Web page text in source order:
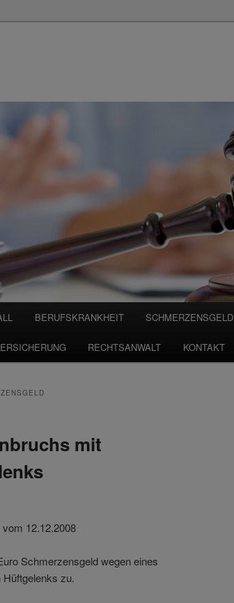
BERUFSKRANKHEIT SCHMERZENSGELD
RECHTSANWALT KONTAKT
mit
12.12.2008
Schmerzensgeld wegen eines
zu.